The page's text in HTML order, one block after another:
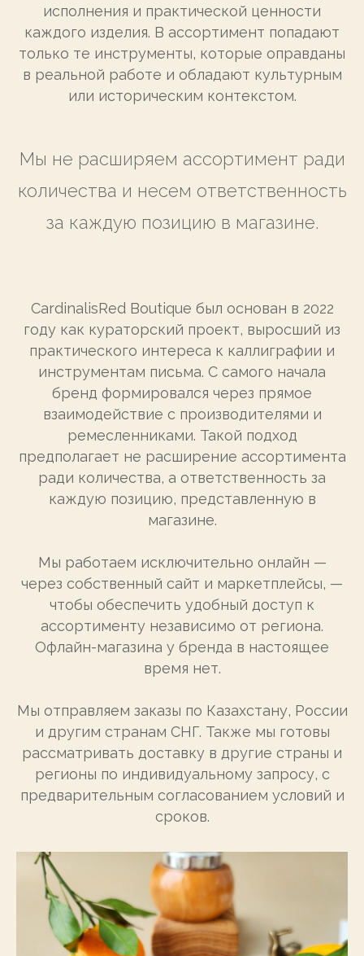
исполнения и практической ценности
каждого изделия. В ассортимент попадают
только те инструменты, которые оправданы
в реальной работе и обладают культурным
или историческим контекстом.
Мы не расширяем ассортимент ради
количества и несем ответственность
за каждую позицию в магазине.
CardinalisRed Boutique был основан в 2022
году как кураторский проект, выросший из
практического интереса к каллиграфии и
инструментам письма. С самого начала
бренд формировался через прямое
взаимодействие с производителями и
ремесленниками. Такой подход
предполагает не расширение ассортимента
ради количества, а ответственность за
каждую позицию, представленную в
магазине.
Мы работаем исключительно онлайн —
через собственный сайт и маркетплейсы, —
чтобы обеспечить удобный доступ к
ассортименту независимо от региона.
Офлайн-магазина у бренда в настоящее
время нет.
Мы отправляем заказы по Казахстану, России
и другим странам СНГ. Также мы готовы
рассматривать доставку в другие страны и
регионы по индивидуальному запросу, с
предварительным согласованием условий и
сроков.